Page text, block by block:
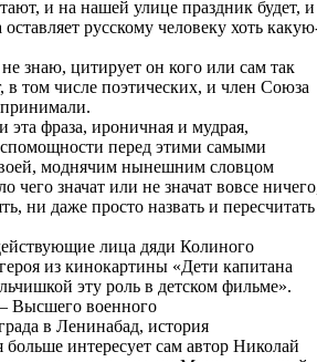
и на нашей улице праздник будет, и
русскому человеку хоть
знаю, цитирует он кого или сам так
в том числе поэтических, и член Союза
фраза, ироничная и мудрая,
перед этими самыми
моднячим нынешним словцом
чего значат или не значат вовсе
ни даже просто назвать и пересчитать
лица дяди Колиного
из кинокартины «Дети капитана
эту роль в детском фильме».
Высшего военного
в Ленинабад, история
интересует сам автор Николай